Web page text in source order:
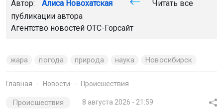
Автор: Алиса Новохатская
Читать все
публикации автора
Агентство новостей ОТС-Горсайт
жара погода природа наука Новосибирск
Главная Новости Происшествия
Происшествия 8 августа 2026 - 21:59